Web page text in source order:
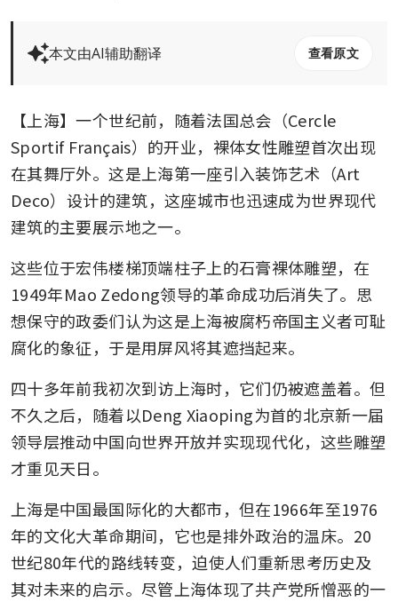
本文由AI辅助翻译 查看原文
【上海】一个世纪前，随着法国总会（Cercle
Sportif Français）的开业，裸体女性雕塑首次出现
在其舞厅外。这是上海第一座引入装饰艺术（Art
Deco）设计的建筑，这座城市也迅速成为世界现代
建筑的主要展示地之一。
这些位于宏伟楼梯顶端柱子上的石膏裸体雕塑，在
1949年Mao Zedong领导的革命成功后消失了。思
想保守的政委们认为这是上海被腐朽帝国主义者可耻
腐化的象征，于是用屏风将其遮挡起来。
四十多年前我初次到访上海时，它们仍被遮盖着。但
不久之后，随着以Deng Xiaoping为首的北京新一届
领导层推动中国向世界开放并实现现代化，这些雕塑
才重见天日。
上海是中国最国际化的大都市，但在1966年至1976
年的文化大革命期间，它也是排外政治的温床。20
世纪80年代的路线转变，迫使人们重新思考历史及
其对未来的启示。尽管上海体现了共产党所憎恶的一